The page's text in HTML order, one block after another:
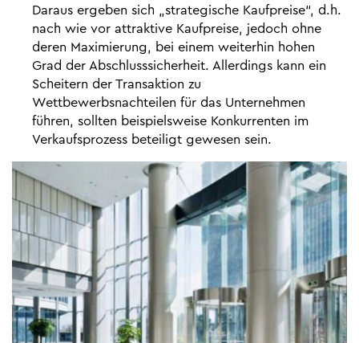
Daraus ergeben sich „strategische Kaufpreise“, d.h.
nach wie vor attraktive Kaufpreise, jedoch ohne
deren Maximierung, bei einem weiterhin hohen
Grad der Abschlusssicherheit. Allerdings kann ein
Scheitern der Transaktion zu
Wettbewerbsnachteilen für das Unternehmen
führen, sollten beispielsweise Konkurrenten im
Verkaufsprozess beteiligt gewesen sein.